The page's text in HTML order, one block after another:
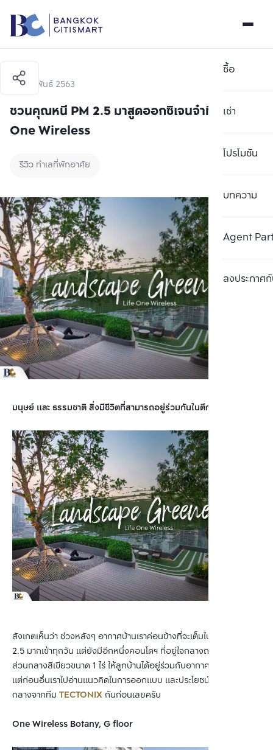
ซื้อ
เช่า
โปรโมชัน
บทความ
Agent
ลงประกาศกั
7 กุมภาพันธ์ 2563
ชวนคุณหนี PM 2.5 มาสูดออกซิเจนจ๋าที่ Life
One Wireless
รีวิว ทำเลที่พักอาศัย
มนุษย์ และ ธรรมชาติ สิ่งมีชีวิตที่สามารถอยู่ร่วมกันในตึกสูงๆ ได้
สังเกตเห็นว่า ช่วงหลังๆ อากาศบ้านเราค่อนข้างที่จะเต็มไปด้วยฝุ่น PM
2.5 มากเข้าทุกวัน แต่ยังมีอีกหนึ่งคอนโดฯ ที่อยู่ใจกลางถนนวิทยุ และมี
ส่วนกลางสีเขียวขนาด 1 ไร่ ให้ลูกบ้านได้อยู่ร่วมกับอากาศที่ดีต่อสุขภาพ
แต่ก่อนอื่นเราไปอ่านแนวคิดในการออกแบบ และประโยชน์ของพื้นที่ส่วน
กลางจากทีม TECTONIXกันก่อนเลยครับ
One Wireless Botany, G floor